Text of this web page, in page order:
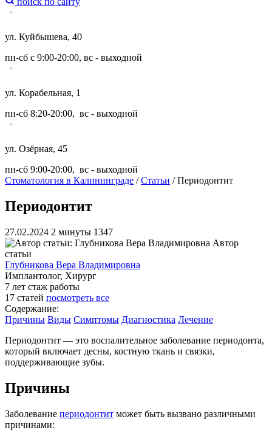
ул. Куйбышева, 40
пн-сб с 9:00-20:00, вс - выходной
ул. Корабельная, 1
пн-сб 8:20-20:00, вс - выходной
ул. Озёрная, 45
пн-сб 9:00-20:00, вс - выходной
Стоматология в Калининграде /Статьи /Периодонтит
Периодонтит
27.02.2024 2 минуты 1347
Автор
статьи
Глубникова Вера Владимировна
Имплантолог, Хирург
7 лет стаж работы
17 статей посмотреть все
Содержание:
Причины Виды Симптомы Диагностика Лечение
Периодонтит — это воспалительное заболевание периодонта,
который включает десны, костную ткань и связки,
поддерживающие зубы.
Причины
Заболевание периодонтит может быть вызвано различными
причинами: